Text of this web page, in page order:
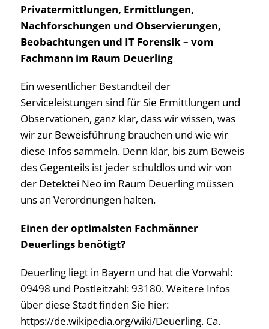
Privatermittlungen, Ermittlungen,
Nachforschungen und Observierungen,
Beobachtungen und IT Forensik – vom
Fachmann im Raum Deuerling
Ein wesentlicher Bestandteil der
Serviceleistungen sind für Sie Ermittlungen und
Observationen, ganz klar, dass wir wissen, was
wir zur Beweisführung brauchen und wie wir
diese Infos sammeln. Denn klar, bis zum Beweis
des Gegenteils ist jeder schuldlos und wir von
der Detektei Neo im Raum Deuerling müssen
uns an Verordnungen halten.
Einen der optimalsten Fachmänner
Deuerlings benötigt?
Deuerling liegt in Bayern und hat die Vorwahl:
09498 und Postleitzahl: 93180. Weitere Infos
über diese Stadt finden Sie hier:
https://de.wikipedia.org/wiki/Deuerling. Ca.